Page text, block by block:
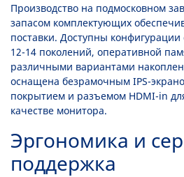
Производство на подмосковном
запасом комплектующих
поставки. Доступны
12-14 поколений, оперативной
различными вариантами
оснащена безрамочным IPS-
покрытием и разъемом HDMI-in
качестве монитора.
Эргономика и
поддержка